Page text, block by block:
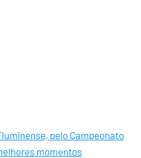
pelo Campeonato
momentos